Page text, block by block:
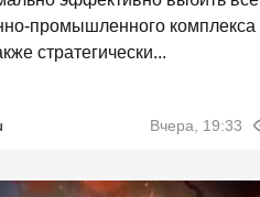
промышленного комплекса
стратегически...
Вчера, 19:33